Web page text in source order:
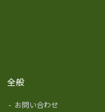
全般
- お問い合わせ